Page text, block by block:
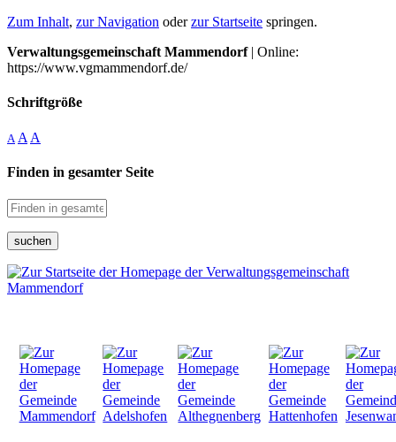
Zum Inhalt, zur Navigation oderzur Startseite springen.
Verwaltungsgemeinschaft Mammendorf| Online:
https://www.vgmammendorf.de/
Schriftgröße
A A A
Finden in gesamter Seite
suchen